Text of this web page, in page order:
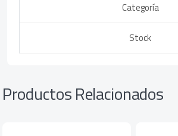
Categoría
Stock
Productos Relacionados